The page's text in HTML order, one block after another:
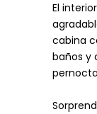
El
cabina
baños y